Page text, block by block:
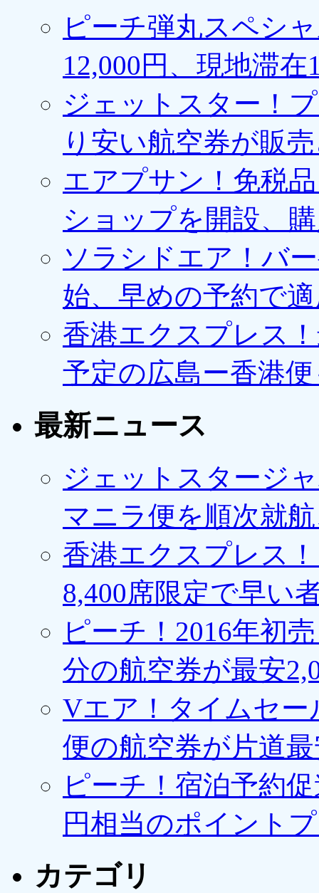
ピーチ弾丸スペシ
12,000円、現地滞
ジェットスター！
り安い航空券が販
エアプサン！免税
ショップを開設、
ソラシドエア！バ
始、早めの予約で
香港エクスプレス
予定の広島ー香港
最新ニュース
ジェットスタージ
マニラ便を順次就
香港エクスプレス
8,400席限定で早い
ピーチ！2016年初
分の航空券が最安
Vエア！タイムセー
便の航空券が片道最
ピーチ！宿泊予約
円相当のポイント
カテゴリ